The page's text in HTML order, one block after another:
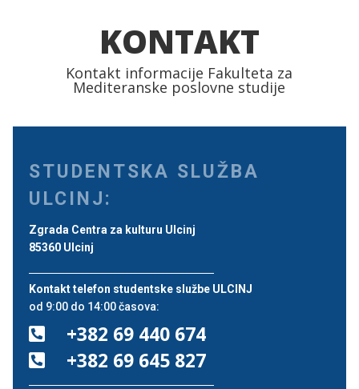
KONTAKT
Kontakt informacije Fakulteta za
Mediteranske poslovne studije
STUDENTSKA SLUŽBA
ULCINJ:
Zgrada Centra za kulturu Ulcinj
85360 Ulcinj
Kontakt telefon studentske službe ULCINJ
od 9:00 do 14:00 časova:
 +382 69 440 674
 +382 69 645 827